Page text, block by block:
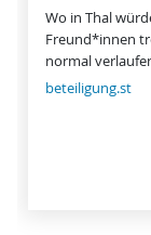
Wo in Thal
Freund*innen
normal
beteiligung.st